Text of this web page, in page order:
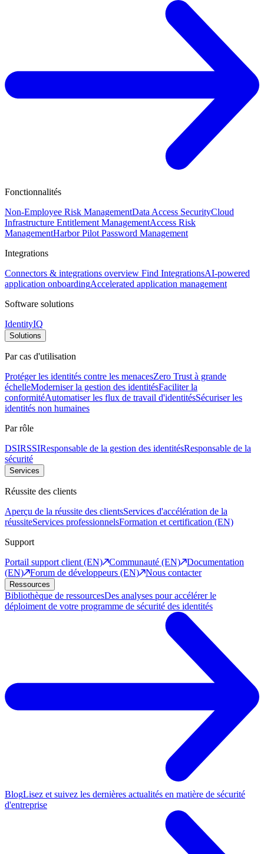
Fonctionnalités
Non-Employee Risk ManagementData Access SecurityCloud
Infrastructure Entitlement ManagementAccess Risk
ManagementHarbor Pilot Password Management
Integrations
Connectors & integrations overview Find IntegrationsAI-powered
application onboardingAccelerated application management
Software solutions
IdentityIQ
Solutions
Par cas d'utilisation
Protéger les identités contre les menacesZero Trust à grande
échelleModerniser la gestion des identitésFaciliter la
conformitéAutomatiser les flux de travail d'identitésSécuriser les
identités non humaines
Par rôle
DSIRSSIResponsable de la gestion des identitésResponsable de la
sécurité
Services
Réussite des clients
Aperçu de la réussite des clientsServices d'accélération de la
réussiteServices professionnelsFormation et certification (EN)
Support
Portail support client (EN)
Communauté (EN)
Documentation
(EN)
Forum de développeurs (EN) Nous contacter
Ressources
Bibliothèque de ressourcesDes analyses pour accélérer le
déploiment de votre programme de sécurité des identités
BlogLisez et suivez les dernières actualités en matière de sécurité
d'entreprise